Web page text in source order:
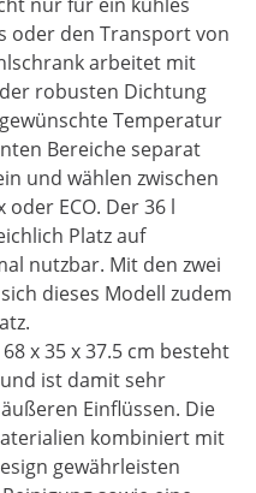
oder den Transport von
arbeitet mit
robusten Dichtung
Temperatur
Bereiche separat
und wählen zwischen
ECO. Der 36 l
Platz auf
nutzbar. Mit den zwei
dieses Modell zudem
x 35 x 37.5 cm besteht
ist damit sehr
Einflüssen. Die
kombiniert mit
gewährleisten